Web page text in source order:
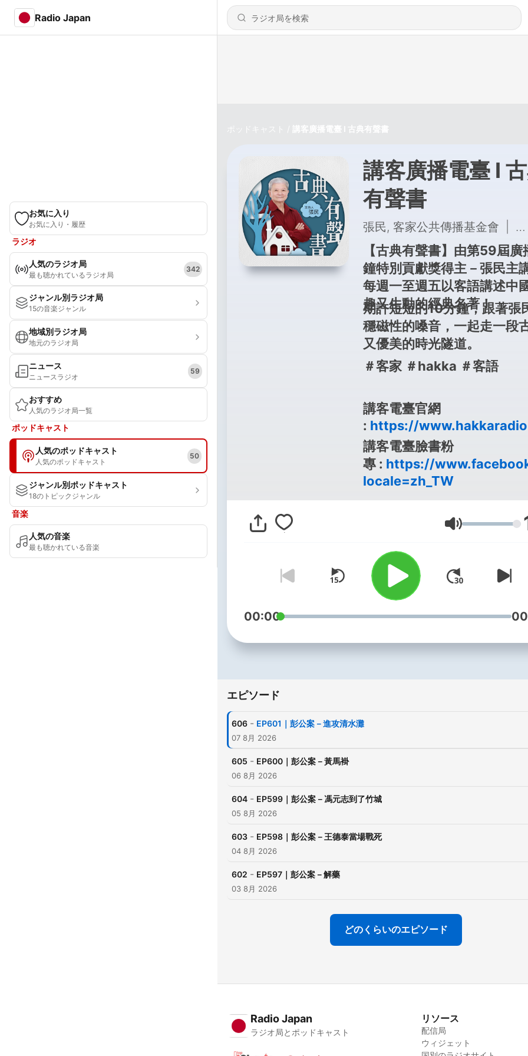
Radio Japan
お気に入り
お気に入り・履歴
ラジオ
人気のラジオ局
最も聴かれているラジオ局
342
ジャンル別ラジオ局
15の音楽ジャンル
地域別ラジオ局
地元のラジオ局
ニュース
ニュースラジオ
59
おすすめ
人気のラジオ局一覧
ポッドキャスト
人気のポッドキャスト
人気のポッドキャスト
50
ジャンル別ポッドキャスト
18のトピックジャンル
音楽
人気の音楽
最も聴かれている音楽
ポッドキャスト 講客廣播電臺 I 古典有聲書
講客廣播電臺 I
有聲書
張民, 客家公共傳播基金會
【古典有聲書】由第59屆廣
鐘特別貢獻獎得主－張民主
每週一至週五以客語講述中
趣又生動的經典名著！
期許短短的10分鐘，跟著張
穩磁性的嗓音，一起走一段
又優美的時光隧道。
＃客家 ＃hakka ＃客語
講客電臺官網
: https://
講客電臺臉書粉
專 : https://
locale=zh_TW
音量
00:00
エピソード
606 - EP601｜彭公案－進攻清水灘
07 8月 2026
605 - EP600｜彭公案－黃馬褂
06 8月 2026
604 - EP599｜彭公案－馮元志到了竹城
05 8月 2026
603 - EP598｜彭公案－王德泰當場戰死
04 8月 2026
602 - EP597｜彭公案－解藥
03 8月 2026
どのくらいのエピソード
Radio Japan
ラジオ局とポッドキャスト
リソース
配信局
ウィジェット